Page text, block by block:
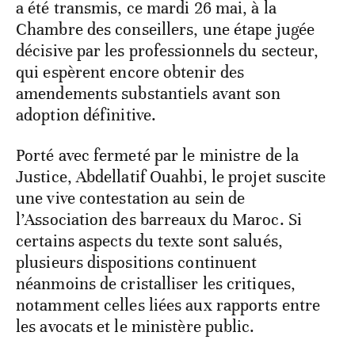
a été transmis, ce mardi 26 mai, à la
Chambre des conseillers, une étape jugée
décisive par les professionnels du secteur,
qui espèrent encore obtenir des
amendements substantiels avant son
adoption définitive.
Porté avec fermeté par le ministre de la
Justice, Abdellatif Ouahbi, le projet suscite
une vive contestation au sein de
l’Association des barreaux du Maroc. Si
certains aspects du texte sont salués,
plusieurs dispositions continuent
néanmoins de cristalliser les critiques,
notamment celles liées aux rapports entre
les avocats et le ministère public.